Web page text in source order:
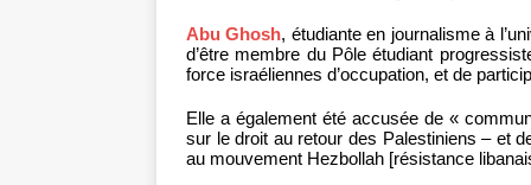
Abu Ghosh, étudiante en journalisme à
d’être membre du Pôle étudiant
force israéliennes d’occupation, et de
Elle a également été accusée de «
sur le droit au retour des Palestiniens – et
au mouvement Hezbollah [résistance